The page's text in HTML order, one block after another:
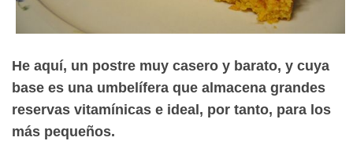
He aquí, un postre muy casero y barato, y cuya
base es una umbelífera que almacena grandes
reservas vitamínicas e ideal, por tanto, para los
más pequeños.